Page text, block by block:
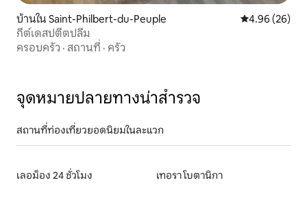
บ้านใน Saint-Philbert-du-Peuple คะแนนเฉลี่ย
4.96 (26)
กีต์เดสปตีตปลีม
ครอบครัว · สถานที่ · ครัว
จุดหมายปลายทางน่าสำรวจ
สถานที่ท่องเที่ยวยอดนิยมในละแวก
เลอม็อง 24 ชั่วโมง เทอรา โบตานิกา